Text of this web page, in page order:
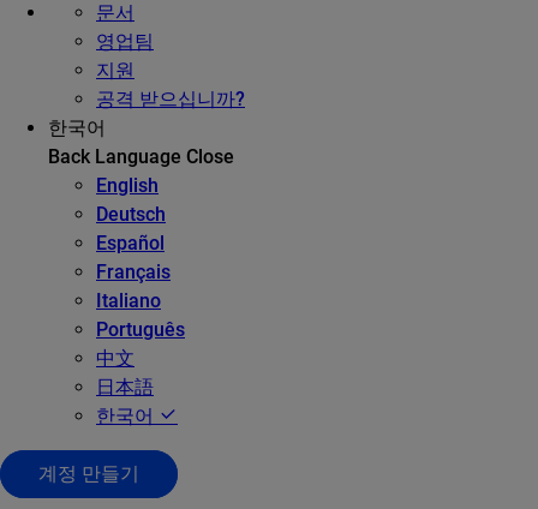
문서
영업팀
지원
공격 받으십니까?
한국어
Back Language Close
English
Deutsch
Español
Français
Italiano
Português
中文
日本語
한국어
계정 만들기